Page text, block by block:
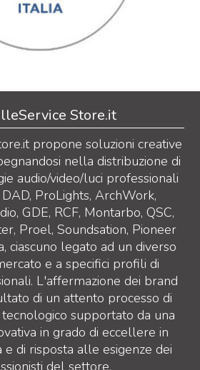
Store.it
propone soluzioni creative
nella distribuzione di
audio/video/luci professionali
ProLights, ArchWork,
GDE, RCF, Montarbo, QSC,
Proel, Soundsation, Pioneer
ciascuno legato ad un diverso
e a specifici profili di
L'affermazione dei brand
di un attento processo di
supportato da una
in grado di eccellere in
di risposta alle esigenze dei
del settore.